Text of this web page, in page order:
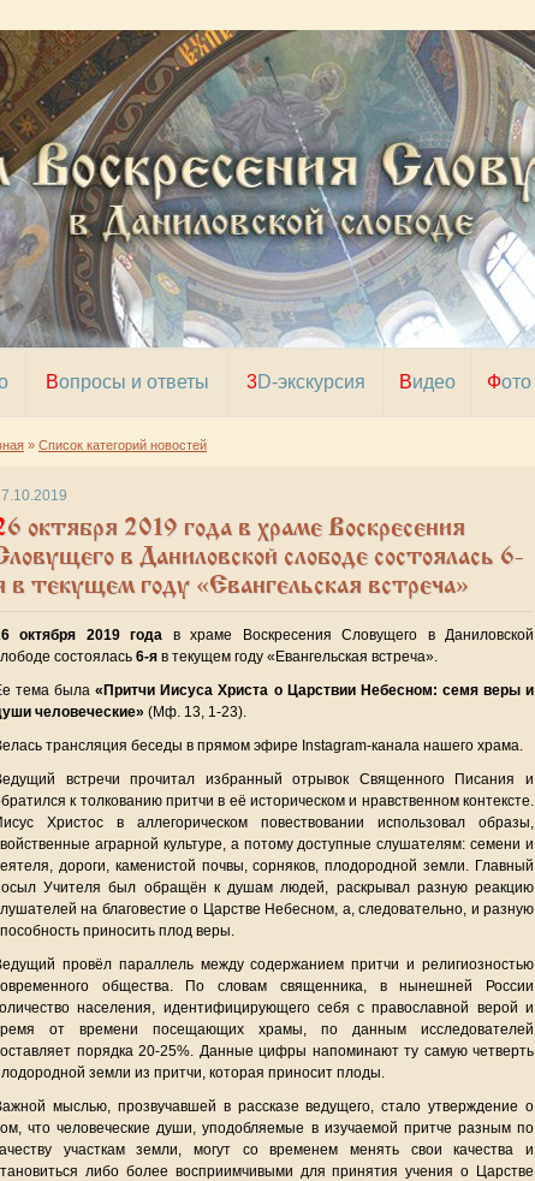
Вопросы и ответы 3D-экскурсия Видео Фото
» Список категорий новостей
в Даниловской слободе состоялась 6-
в текущем году «Евангельская встреча»
октября 2019 года в храме Воскресения Словущего в Даниловской
состоялась 6-я в текущем году «Евангельская встреча».
тема была«Притчи Иисуса Христа о Царствии Небесном: семя веры и
человеческие» (Мф. 13, 1-23).
трансляция беседы в прямом эфире Instagram-канала нашего храма.
встречи прочитал избранный отрывок Священного Писания и
к толкованию притчи в её историческом и нравственном контексте.
Христос в аллегорическом повествовании использовал образы,
аграрной культуре, а потому доступные слушателям: семени и
дороги, каменистой почвы, сорняков, плодородной земли. Главный
Учителя был обращён к душам людей, раскрывал разную реакцию
на благовестие о Царстве Небесном, а, следовательно, и разную
приносить плод веры.
провёл параллель между содержанием притчи и религиозностью
общества. По словам священника, в нынешней России
населения, идентифицирующего себя с православной верой и
от времени посещающих храмы, по данным исследователей
порядка 20-25%. Данные цифры напоминают ту самую четверть
земли из притчи, которая приносит плоды.
мыслью, прозвучавшей в рассказе ведущего, стало утверждение о
что человеческие души, уподобляемые в изучаемой притче разным по
участкам земли, могут со временем менять свои качества и
либо более восприимчивыми для принятия учения о Царстве